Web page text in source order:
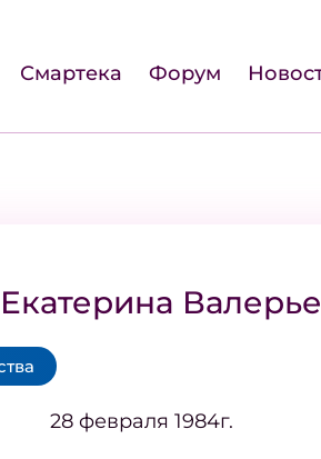
Смартека Форум
28 февраля 1984г.